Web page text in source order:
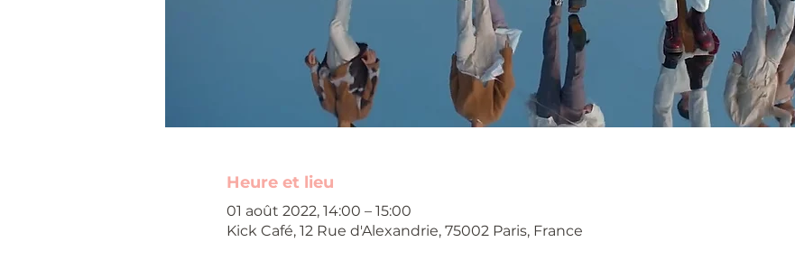
Heure et lieu
01 août 2022, 14:00 – 15:00
Kick Café, 12 Rue d'Alexandrie, 75002 Paris, France